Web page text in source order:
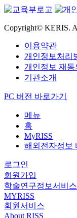
Copyright© KERIS.
이용약관
개인정보처리
개인정보 재동
기관소개
PC 버전 바로가기
메뉴
홈
MyRISS
해외전자정보
로그인
회원가입
학술연구정보서비
MYRISS
회원서비스
About RISS